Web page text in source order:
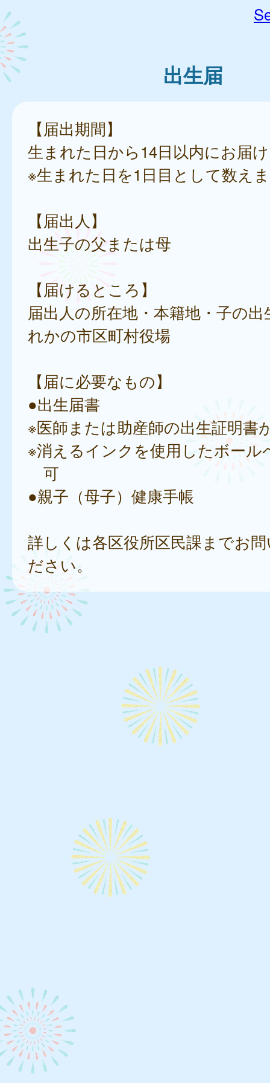
出生届
【届出期間】
生まれた日から14日以内にお届
※生まれた日を1日目として数え
【届出人】
出生子の父または母
【届けるところ】
届出人の所在地・本籍地・子の
れかの市区町村役場
【届に必要なもの】
●出生届書
※医師または助産師の出生証明書
※消えるインクを使用したボール
可
●親子（母子）健康手帳
詳しくは各区役所区民課までお
ださい。